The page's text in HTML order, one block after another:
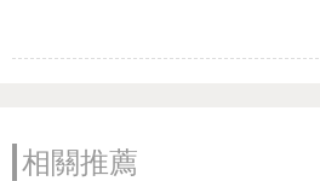
相關推薦